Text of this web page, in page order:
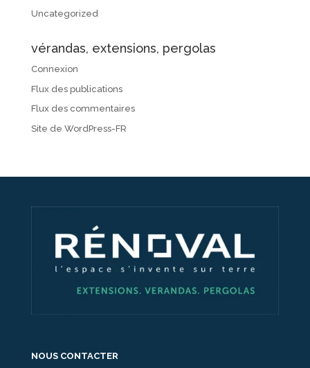
Uncategorized
vérandas, extensions, pergolas
Connexion
Flux des publications
Flux des commentaires
Site de WordPress-FR
NOUS CONTACTER